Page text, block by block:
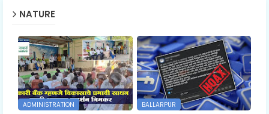
NATURE
ADMINISTRATION BALLARPUR